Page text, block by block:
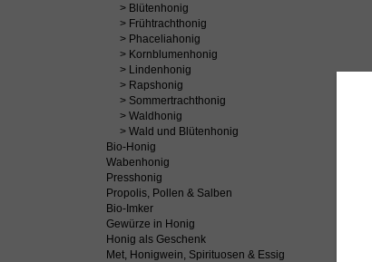
> Blütenhonig
> Frühtrachthonig
> Phaceliahonig
> Kornblumenhonig
> Lindenhonig
> Rapshonig
> Sommertrachthonig
> Waldhonig
> Wald und Blütenhonig
Bio-Honig
Wabenhonig
Presshonig
Propolis, Pollen & Salben
Bio-Imker
Gewürze in Honig
Honig als Geschenk
Met, Honigwein, Spirituosen & Essig